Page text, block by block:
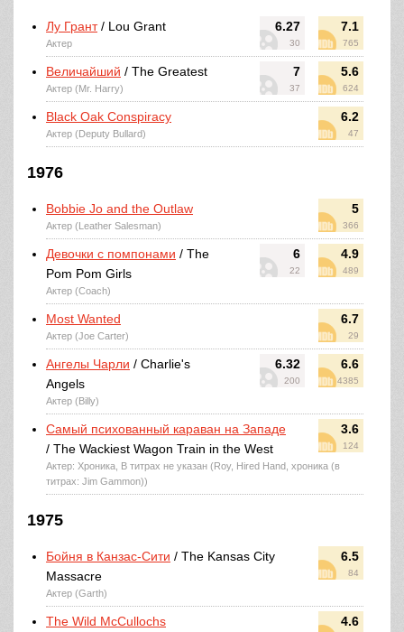
6.27
30
7.1
765
Лу Грант/ Lou Grant
Актер
7
37
5.6
624
Величайший / The Greatest
Актер (Mr. Harry)
6.2
47
Black Oak Conspiracy
Актер (Deputy Bullard)
1976
5
366
Bobbie Jo and the Outlaw
Актер (Leather Salesman)
6
22
4.9
489
Девочки с помпонами / The
Pom Pom Girls
Актер (Coach)
6.7
29
Most Wanted
Актер (Joe Carter)
6.32
200
6.6
4385
Ангелы Чарли / Charlie's
Angels
Актер (Billy)
3.6
124
Самый психованный караван на Западе
/ The Wackiest Wagon Train in the West
Актер: Хроника, В титрах не указан (Roy, Hired Hand, хроника (в
титрах: Jim Gammon))
1975
6.5
84
Бойня в Канзас-Сити / The Kansas City
Massacre
Актер (Garth)
4.6
The Wild McCullochs